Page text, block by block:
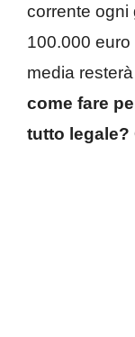
corrente ogni
100.000
media
come fare
tutto legale?